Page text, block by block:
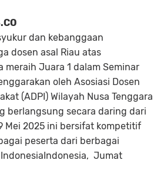
dan kebanggaan
dosen asal Riau atas
meraih Juara 1 dalam Seminar
oleh Asosiasi Dosen
(ADPI) Wilayah Nusa Tenggara
berlangsung secara daring dari
Mei 2025 ini bersifat kompetitif
peserta dari berbagai
Jumat